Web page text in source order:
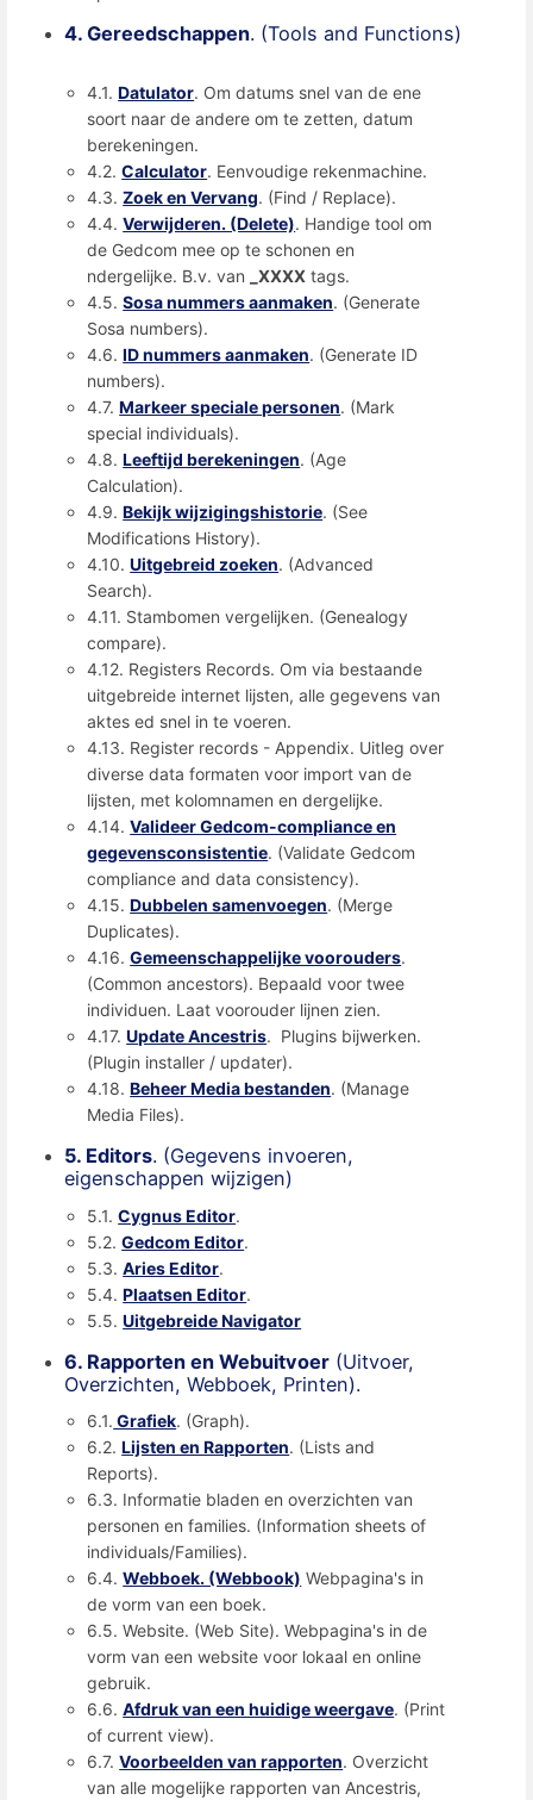
4. Gereedschappen. (Tools and Functions)
4.1.Datulator. Om datums snel van de ene
soort naar de andere om te zetten, datum
berekeningen.
4.2.Calculator. Eenvoudige rekenmachine.
4.3.Zoek en Vervang. (Find / Replace).
4.4.Verwijderen. (Delete). Handige tool om
de Gedcom mee op te schonen en
ndergelijke. B.v. van
_XXXX tags.
4.5.Sosa nummers aanmaken. (Generate
Sosa numbers).
4.6.ID nummers aanmaken. (Generate ID
numbers).
4.7.Markeer speciale personen. (Mark
special individuals).
4.8.Leeftijd berekeningen. (Age
Calculation).
4.9.Bekijk wijzigingshistorie. (See
Modifications History).
4.10.Uitgebreid zoeken. (Advanced
Search).
4.11. Stambomen vergelijken. (Genealogy
compare).
4.12. Registers Records. Om via bestaande
uitgebreide internet lijsten, alle gegevens van
aktes ed snel in te voeren.
4.13. Register records - Appendix. Uitleg over
diverse data formaten voor import van de
lijsten, met kolomnamen en dergelijke.
4.14.Valideer Gedcom-compliance en
gegevensconsistentie. (Validate Gedcom
compliance and data consistency).
4.15.Dubbelen samenvoegen. (Merge
Duplicates).
4.16.Gemeenschappelijke voorouders.
(Common ancestors). Bepaald voor twee
individuen. Laat voorouder lijnen zien.
4.17.Update Ancestris. Plugins bijwerken.
(Plugin installer / updater).
4.18.Beheer Media bestanden. (Manage
Media Files).
5. Editors. (Gegevens invoeren,
eigenschappen wijzigen)
5.1.Cygnus Editor.
5.2.Gedcom Editor.
5.3.Aries Editor.
5.4.Plaatsen Editor.
5.5.Uitgebreide Navigator
6. Rapporten en Webuitvoer (Uitvoer,
Overzichten, Webboek, Printen).
6.1. Grafiek. (Graph).
6.2.Lijsten en Rapporten. (Lists and
Reports).
6.3. Informatie bladen en overzichten van
personen en families. (Information sheets of
individuals/Families).
6.4.Webboek. (Webbook) Webpagina's in
de vorm van een boek.
6.5. Website. (Web Site). Webpagina's in de
vorm van een website voor lokaal en online
gebruik.
6.6.Afdruk van een huidige weergave. (Print
of current view).
6.7.Voorbeelden van rapporten. Overzicht
van alle mogelijke rapporten van Ancestris,